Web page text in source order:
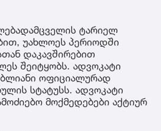
ტარიელ
უახლოეს პერიოდში
დაკავშირებით
შეიტყობს. ადვოკატი
ოფიციალურად
სტატუსს. ადვოკატი
მოქმედებები აქტიურ